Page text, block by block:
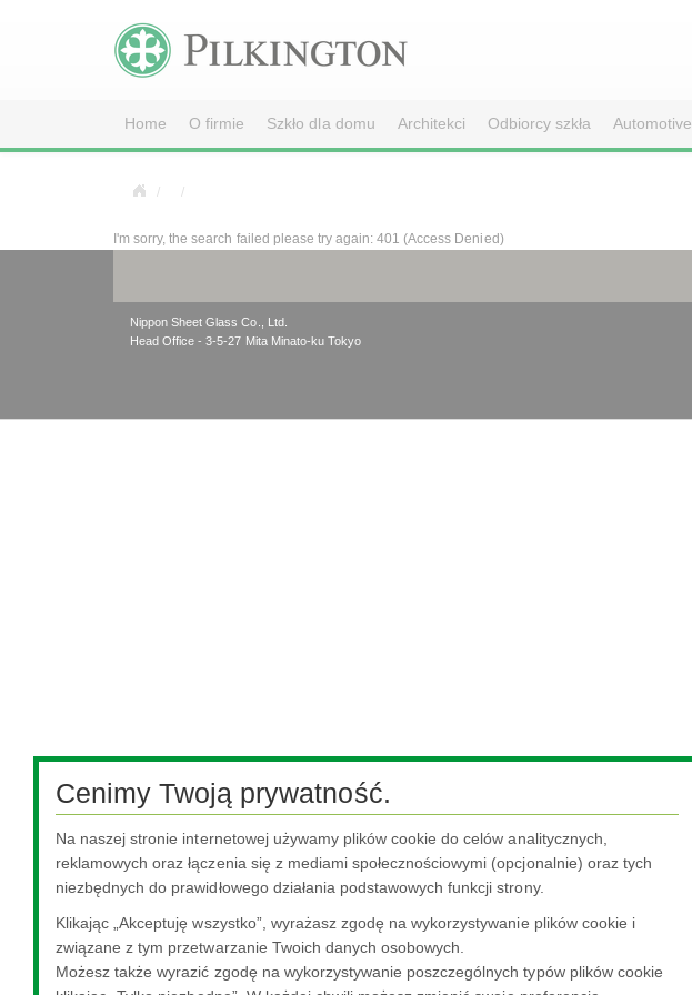
Home O firmie Szkło dla domu Architekci Odbiorcy szkła Automotive
I'm sorry, the search failed please try again: 401 (Access Denied)
Nippon Sheet Glass Co., Ltd.
Head Office - 3-5-27 Mita Minato-ku Tokyo
Cenimy Twoją prywatność.
Na naszej stronie internetowej używamy plików cookie do celów analitycznych,
reklamowych oraz łączenia się z mediami społecznościowymi (opcjonalnie) oraz tych
niezbędnych do prawidłowego działania podstawowych funkcji strony.
Klikając „Akceptuję wszystko”, wyrażasz zgodę na wykorzystywanie plików cookie i
związane z tym przetwarzanie Twoich danych osobowych.
Możesz także wyrazić zgodę na wykorzystywanie poszczególnych typów plików cookie